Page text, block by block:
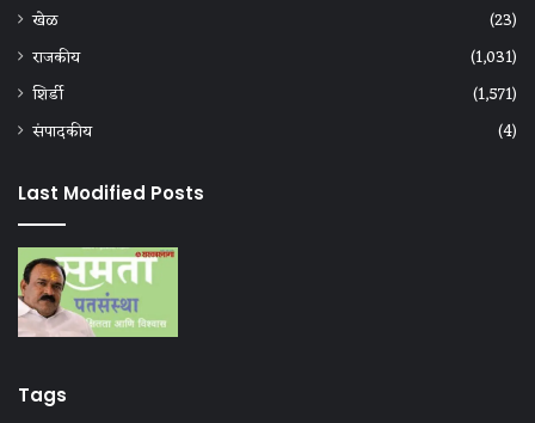
खेळ
(23)
राजकीय
(1,031)
शिर्डी
(1,571)
संपादकीय
(4)
Last Modified Posts
Tags